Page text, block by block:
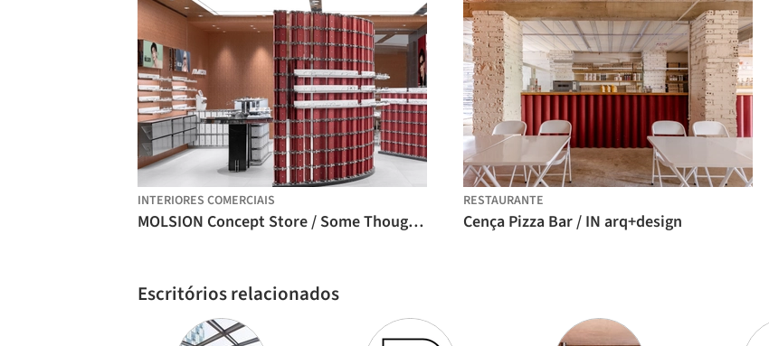
INTERIORES COMERCIAIS
MOLSION Concept Store / Some Thoughts
RESTAURANTE
Cença Pizza Bar / IN arq+design
Escritórios relacionados